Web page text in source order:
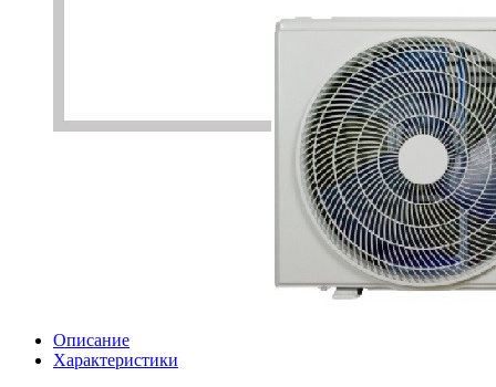
Описание
Характеристики